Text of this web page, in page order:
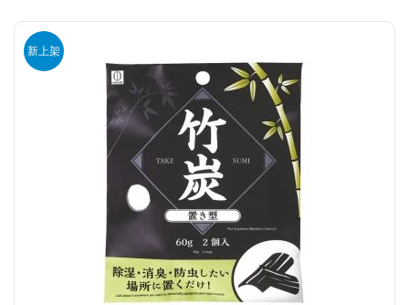
新上架